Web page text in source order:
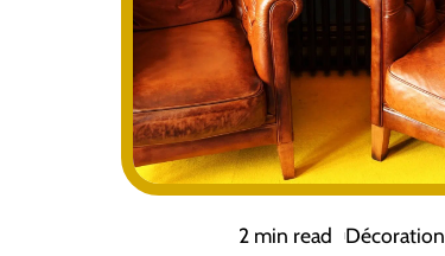
2 min read Décoration